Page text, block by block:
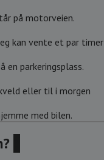
på motorveien.
kan vente et par timer
en parkeringsplass.
eller til i morgen
med bilen.